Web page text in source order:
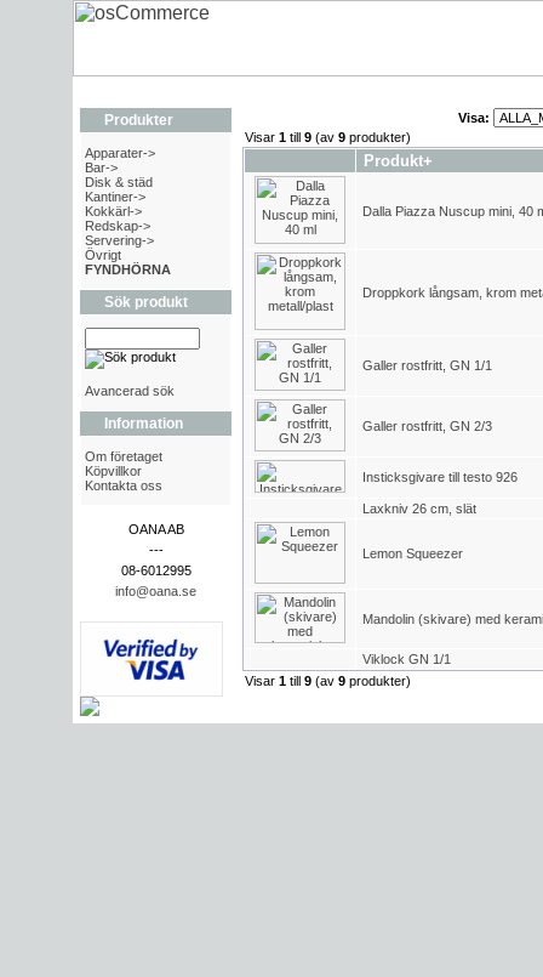
Produkter
Apparater->
Bar->
Disk & städ
Kantiner->
Kokkärl->
Redskap->
Servering->
Övrigt
FYNDHÖRNA
Sök produkt
Avancerad sök
Information
Om företaget
Köpvillkor
Kontakta oss
OANA AB
---
08-6012995
info@oana.se
Visa:
Visar 1 till 9 (av 9 produkter)
Produkt+
Dalla Piazza Nuscup mini, 40
Droppkork långsam, krom
Galler rostfritt, GN 1/1
Galler rostfritt, GN 2/3
Insticksgivare till testo 926
Laxkniv 26 cm, slät
Lemon Squeezer
Mandolin (skivare) med
Viklock GN 1/1
Visar 1 till 9 (av 9 produkter)